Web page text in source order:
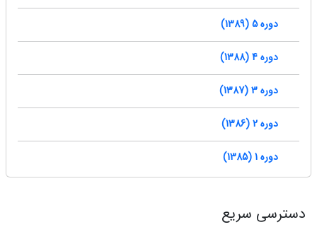
دوره 5 (1389)
دوره 4 (1388)
دوره 3 (1387)
دوره 2 (1386)
دوره 1 (1385)
دسترسی سریع